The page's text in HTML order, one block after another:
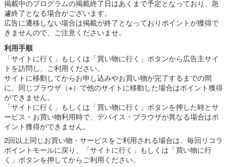
掲載中のプログラムの掲載終了日はあくまで予定となっており、急
遽終了となる場合がございます。
広告に遷移しない場合は掲載が終了となっておりポイントが獲得で
きませんので、ご注意くださいませ。
利用手順
「サイトに行く」もしくは「買い物に行く」ボタンから広告主サイ
トを訪問し、ご利用ください。
サイトに移動してからお申し込みやお買い物が完了するまでの間
に、同じブラウザ（※）で他のサイトに移動した場合はポイント獲得
ができません。
「サイトに行く」もしくは「買い物に行く」ボタンを押した時とサ
ービス・お買い物利用時で、デバイス・ブラウザが異なる場合はポ
イント獲得ができません。
2回以上同じお買い物・サービスをご利用される場合は、毎回リコラ
ポイントモールに戻り、「サイトに行く」もしくは「買い物に行
く」ボタンを押してからご利用ください。